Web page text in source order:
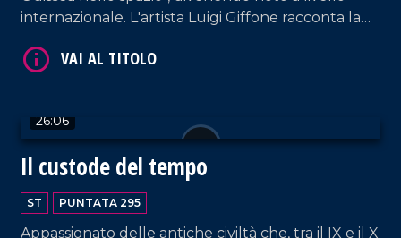
internazionale. L'artista Luigi Giffone racconta la
rientro nella sua Tropea.
26:06
Il custode del tempo
ST PUNTATA 295
Appassionato delle antiche civiltà che, tra il IX e il X